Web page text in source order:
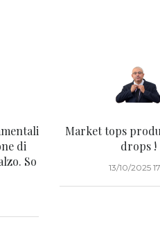
di
So
Market tops
drops !
13/10/2025